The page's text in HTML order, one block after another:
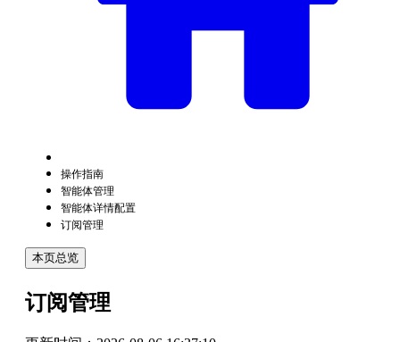
操作指南
智能体管理
智能体详情配置
订阅管理
本页总览
订阅管理